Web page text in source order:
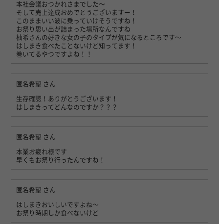
本社会議おつかれさまでした〜
そして売上達成おめでとうございますー！
このままいい波に乗っていけそうですね！
お祭り思い出が詰まった場所なんですね
柚希さんの好きな女の子のタイプが気になるところです〜
はしまき食べたことないけど知ってます！
巻いてるやつですよね！！
匿名希望 さん
生存確認！ありがとうございます！
はしまきってどんなのですか？？？
匿名希望 さん
本業お疲れ様です
早くもお祭り行ったんですね！
匿名希望 さん
はしまきおいしいですよね〜
お祭り時期しか食べないけど